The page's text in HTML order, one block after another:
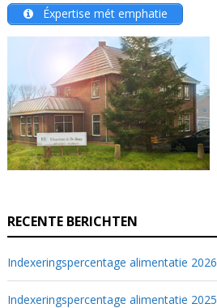
Éxpertise mét emphatie
RECENTE BERICHTEN
Indexeringspercentage alimentatie 2026
Indexeringspercentage alimentatie 2025